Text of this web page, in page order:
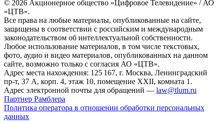
© 2026 Акционерное общество «Цифровое Телевидение» / АО
«ЦТВ».
Все права на любые материалы, опубликованные на сайте,
защищены в соответствии с российским и международным
законодательством об интеллектуальной собственности.
Любое использование материалов, в том числе текстовых,
фото, аудио и видео материалов, опубликованных на данном
сайте, возможно только с согласия АО «ЦТВ».
Адрес места нахождения: 125 167, г. Москва, Ленинградский
пр-т, 37 А, корп. 4, этаж 10, помещение XXII, комната 1.
Адрес электронной почты для обращений — law@tlum.ru
Партнер Рамблера
Политика оператора в отношении обработки персональных
данных